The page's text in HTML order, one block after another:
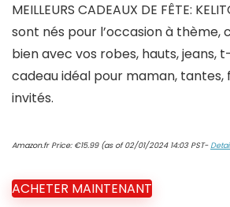
MEILLEURS CADEAUX DE FÊTE:
sont nés pour l’occasion à thème,
bien avec vos robes, hauts, jeans,
cadeau idéal pour maman, tantes,
invités.
Amazon.fr Price: €15.99(as of 02/01/2024 14:03 PST-
ACHETER MAINTENANT